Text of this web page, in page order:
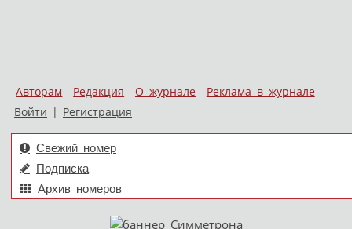
Авторам Редакция О журнале
Реклама в журнале
Войти | Регистрация
Свежий номер
Подписка
Архив номеров